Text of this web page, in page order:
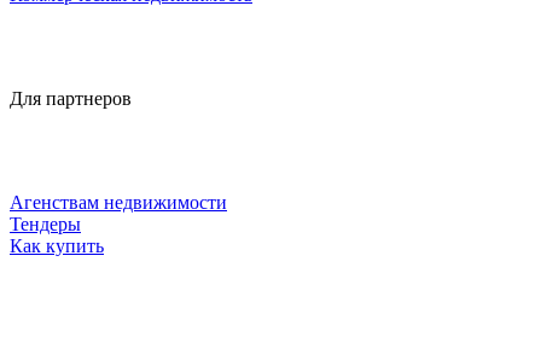
Для партнеров
Агенствам недвижимости
Тендеры
Как купить